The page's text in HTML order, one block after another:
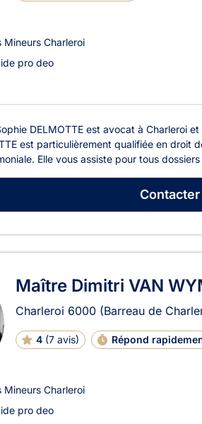
Charleroi
pro deo
DELMOTTE est avocat à Charleroi
est particulièrement qualifiée en droit
Elle vous assiste pour tous
Contacter
Maître Dimitri VAN
Charleroi 6000 (Barreau de
4 (7 avis) Répond
Charleroi
pro deo